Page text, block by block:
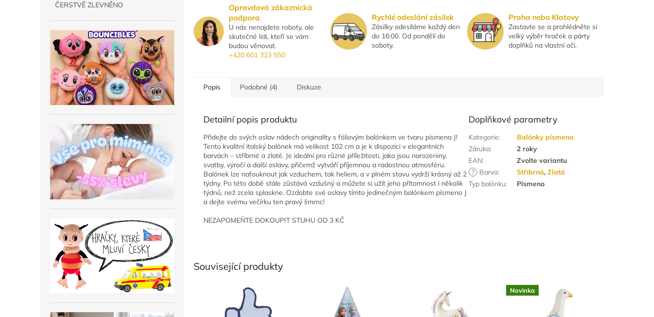
ČERSTVĚ ZLEVNĚNO
Opravdová zákaznická
podpora
U nás nenajdete roboty, ale
skutečné lidi, kteří se vám
budou věnovat.
+420 601 323 550
Rychlé odeslání zásilek
Zásilky odesíláme každý den
do 16:00. Od pondělí do
soboty.
Praha nebo Klatovy
Zastavte se a prohlédněte si
velký výběr hraček a párty
doplňků na vlastní oči.
Související produkty
Novinka
Popis Podobné (4) Diskuze
Detailní popis produktu
Přidejte do svých oslav nádech originality s fóliovým balónkem ve tvaru písmena J!
Tento kvalitní italský balónek má velikost 102 cm a je k dispozici v elegantních
barvách – stříbrné a zlaté. Je ideální pro různé příležitosti, jako jsou narozeniny,
svatby, výročí a další oslavy, přičemž vytváří příjemnou a radostnou atmosféru.
Balónek lze nafouknout jak vzduchem, tak heliem, a v plném stavu vydrží krásný až 2
týdny. Po této době stále zůstává vzdušný a můžete si užít jeho přítomnost i několik
týdnů, než zcela splaskne. Ozdobte své oslavy tímto jedinečným balónkem písmeno J
a dejte svému večírku ten pravý šmrnc!
NEZAPOMEŇTE DOKOUPIT STUHU OD 3 KČ
Doplňkové parametry
Kategorie:
Balónky písmena
Záruka:
2 roky
EAN:
Zvolte variantu
?
Barva: Stříbrná,Zlatá
Typ balónku: Písmeno